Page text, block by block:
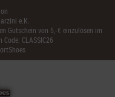
e.K.
Gutschein von 5,-€ einzulösen im
CLASSIC26